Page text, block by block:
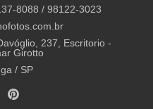
8088 / 98122-3023
237, Escritorio -
Girotto
/ SP